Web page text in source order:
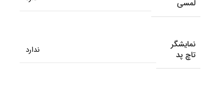
لمسی
نمایشگر
تاچ پد
ندارد